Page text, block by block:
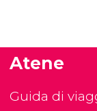
Atene
Guida di